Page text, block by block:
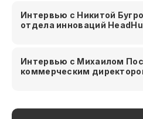
Интервью с Никитой
отдела инноваций
Интервью с Михаилом
коммерческим